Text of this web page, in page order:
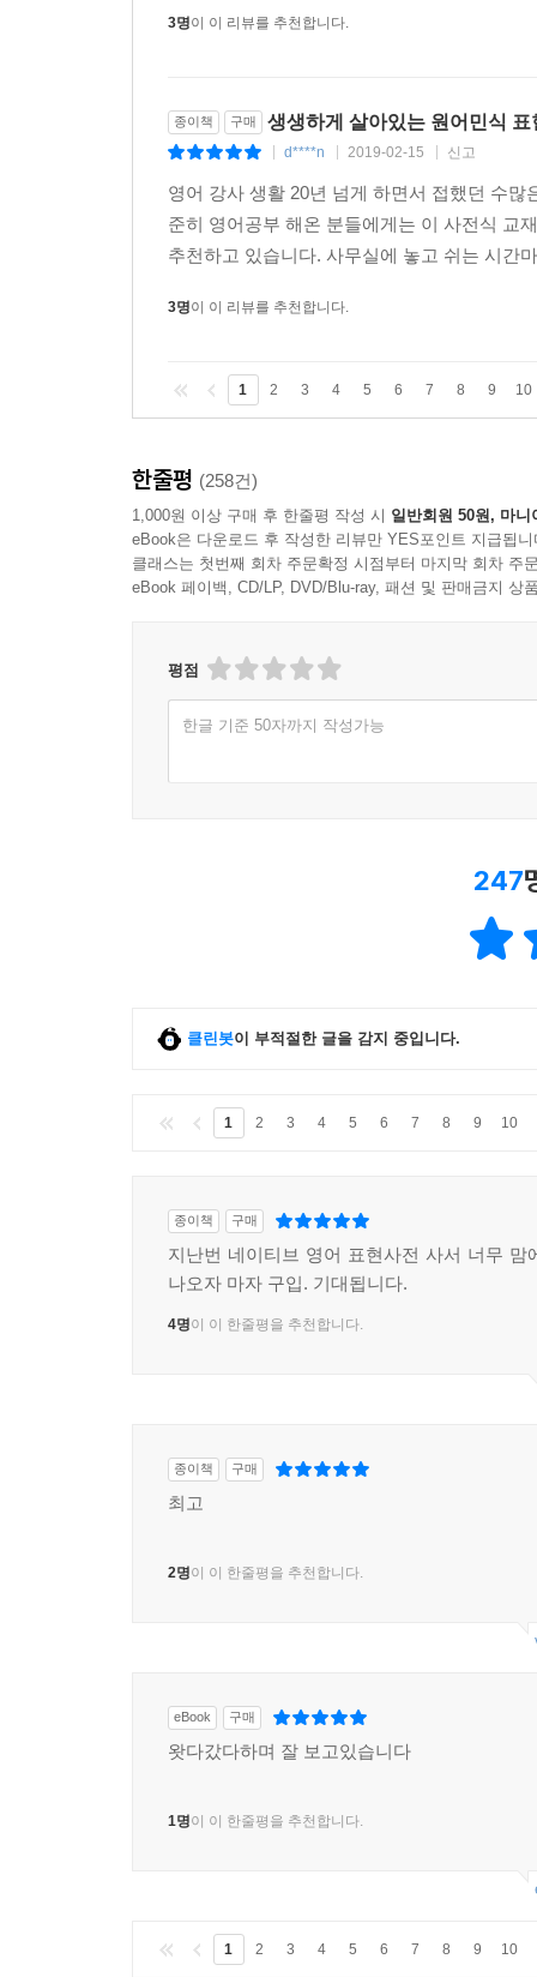
3명이 이 리뷰를 추천합니다.
종이책 구매 생생하게 살아있는 원어민식 표
d****n 2019-02-15 신고
영어 강사 생활 20년 넘게 하면서 접했던 수
준히 영어공부 해온 분들에게는 이 사전식 교
추천하고 있습니다. 사무실에 놓고 쉬는 시간
3명이 이 리뷰를 추천합니다.
1 2 3 4 5 6 7 8 9 10
한줄평 (258건)
1,000원 이상 구매 후 한줄평 작성 시 일반회원 50원, 마니
eBook은 다운로드 후 작성한 리뷰만 YES포인트 지급됩니
클래스는 첫번째 회차 주문확정 시점부터 마지막 회차 주
eBook 페이백, CD/LP, DVD/Blu-ray, 패션 및 판매금지 상
평점
한글 기준 50자까지 작성가능
247
클린봇이 부적절한 글을 감지 중입니다.
1 2 3 4 5 6 7 8 9 10
종이책 구매
지난번 네이티브 영어 표현사전 사서 너무 맘
나오자 마자 구입. 기대됩니다.
4명이 이 한줄평을 추천합니다.
종이책 구매
최고
2명이 이 한줄평을 추천합니다.
eBook 구매
왓다갔다하며 잘 보고있습니다
1명이 이 한줄평을 추천합니다.
1 2 3 4 5 6 7 8 9 10